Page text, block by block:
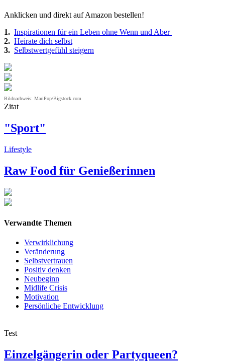
Anklicken und direkt auf Amazon bestellen!
1. Inspirationen für ein Leben ohne Wenn und Aber
2. Heirate dich selbst
3. Selbstwertgefühl steigern
Bildnachweis: MariPop/Bigstock.com
Zitat
"Sport"
Lifestyle
Raw Food für Genießerinnen
Verwandte Themen
Verwirklichung
Veränderung
Selbstvertrauen
Positiv denken
Neubeginn
Midlife Crisis
Motivation
Persönliche Entwicklung
Test
Einzelgängerin oder Partyqueen?